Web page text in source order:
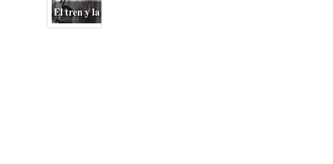
El tren y la Gran Depresión